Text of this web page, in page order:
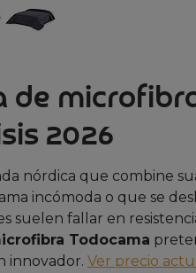
de
2026
nórdica que combine
incómoda o que se
suelen fallar en
Todocama
innovador. Ver precio